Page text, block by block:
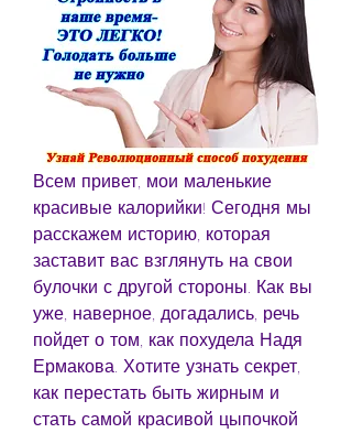
Всем привет, мои маленькие
красивые калорийки! Сегодня мы
расскажем историю, которая
заставит вас взглянуть на свои
булочки с другой стороны. Как вы
уже, наверное, догадались, речь
пойдет о том, как похудела Надя
Ермакова. Хотите узнать секрет,
как перестать быть жирным и
стать самой красивой цыпочкой